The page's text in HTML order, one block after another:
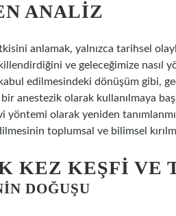
ANALIZ
anlamak, yalnızca tarihsel
ve geleceğimize nasıl
edilmesindeki dönüşüm gibi,
anestezik olarak kullanılmaya
yöntemi olarak yeniden
toplumsal ve bilimsel
KEZ KEŞFI VE
DOĞUŞU